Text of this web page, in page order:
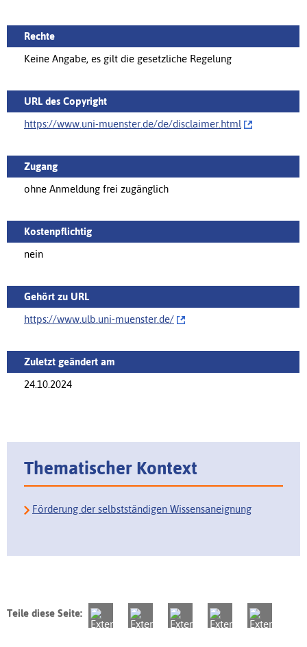
Rechte
Keine Angabe, es gilt die gesetzliche Regelung
URL des Copyright
https://www.uni-muenster.de/de/‌disclaimer.html
Zugang
ohne Anmeldung frei zugänglich
Kostenpflichtig
nein
Gehört zu URL
https://www.ulb.uni-muenster.de/‌
Zuletzt geändert am
24.10.2024
Thematischer Kontext
Förderung der selbstständigen Wissensaneignung
Teile diese Seite: